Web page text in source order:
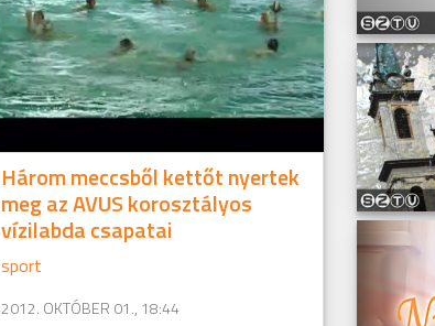
Három meccsből kettőt nyertek
meg az AVUS korosztályos
vízilabda csapatai
sport
2012. OKTÓBER 01., 18:44